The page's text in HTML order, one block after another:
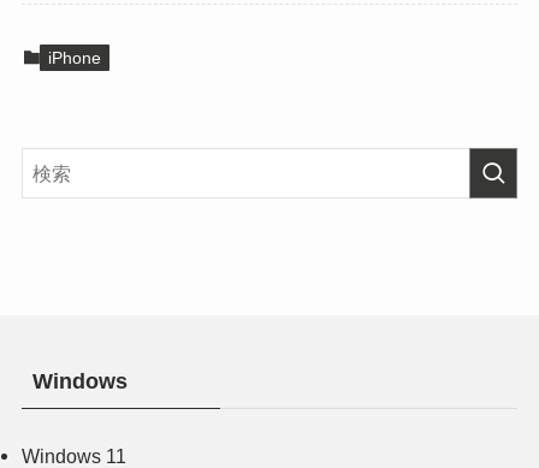
iPhone
Windows
Windows 11